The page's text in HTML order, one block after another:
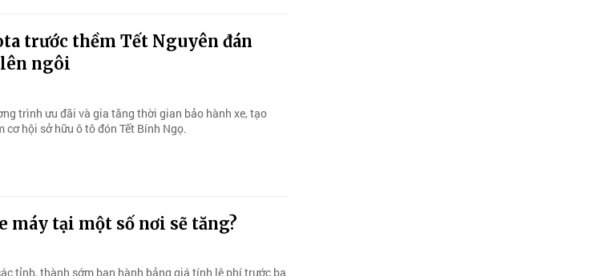
trước thềm Tết Nguyên đán
ngôi
trình ưu đãi và gia tăng thời gian bảo hành xe, tạo
hội sở hữu ô tô đón Tết Bính Ngọ.
máy tại một số nơi sẽ tăng?
tỉnh, thành sớm ban hành bảng giá tính lệ phí trước bạ